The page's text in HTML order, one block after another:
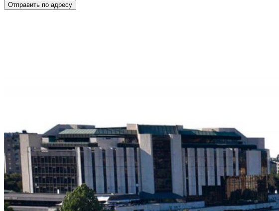
Отправить по адресу